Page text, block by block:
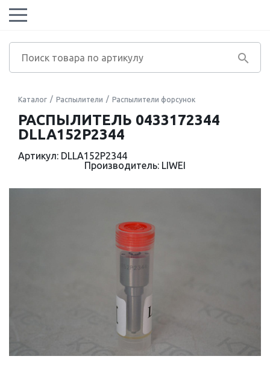
Каталог Распылители Распылители форсунок
РАСПЫЛИТЕЛЬ 0433172344
DLLA152P2344
Артикул: DLLA152P2344
Производитель: LIWEI